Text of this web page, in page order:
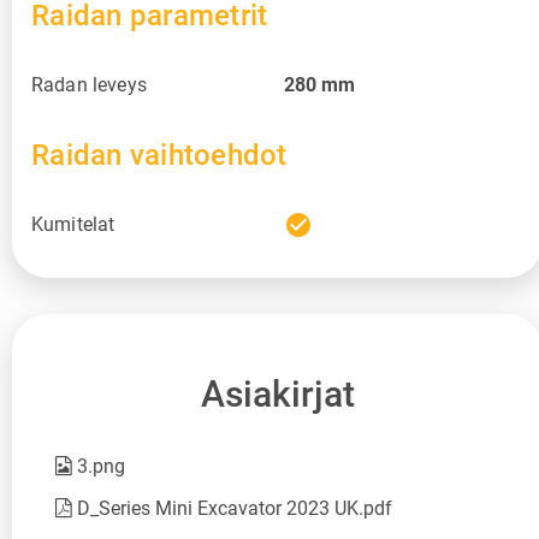
Raidan parametrit
Radan leveys 280 mm
Raidan vaihtoehdot
Kumitelat check_circle
Asiakirjat
3.png
D_Series Mini Excavator 2023 UK.pdf